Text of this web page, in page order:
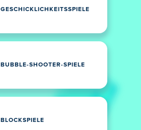
GESCHICKLICHKEITSSPIELE
BUBBLE-SHOOTER-SPIELE
BLOCKSPIELE